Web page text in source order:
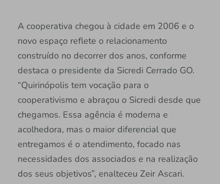
A cooperativa chegou à cidade em 2006 e o
novo espaço reflete o relacionamento
construído no decorrer dos anos, conforme
destaca o presidente da Sicredi Cerrado GO.
“Quirinópolis tem vocação para o
cooperativismo e abraçou o Sicredi desde que
chegamos. Essa agência é moderna e
acolhedora, mas o maior diferencial que
entregamos é o atendimento, focado nas
necessidades dos associados e na realização
dos seus objetivos”, enalteceu Zeir Ascari.